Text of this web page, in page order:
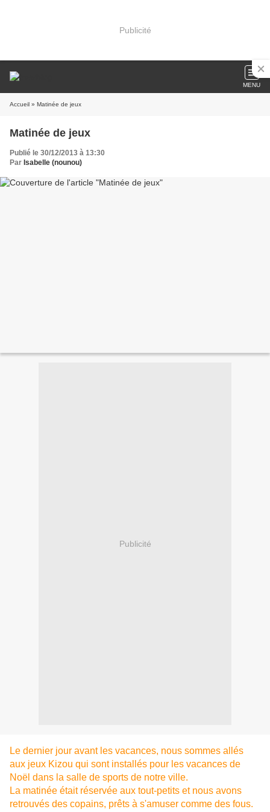
Publicité
MENU
Accueil » Matinée de jeux
Matinée de jeux
Publié le 30/12/2013 à 13:30
Par Isabelle (nounou)
Publicité
Le dernier jour avant les vacances, nous sommes allés
aux jeux Kizou qui sont installés pour les vacances de
Noël dans la salle de sports de notre ville.
La matinée était réservée aux tout-petits et nous avons
retrouvés des copains, prêts à s'amuser comme des fous.